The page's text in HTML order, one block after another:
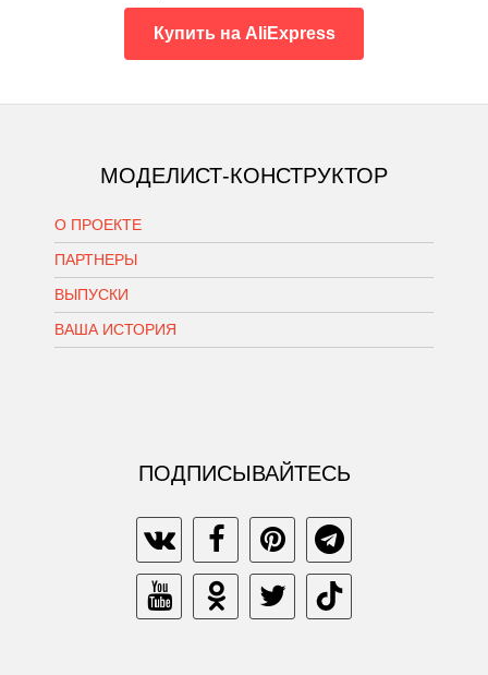
Купить на AliExpress
МОДЕЛИСТ-КОНСТРУКТОР
О ПРОЕКТЕ
ПАРТНЕРЫ
ВЫПУСКИ
ВАША ИСТОРИЯ
ПОДПИСЫВАЙТЕСЬ